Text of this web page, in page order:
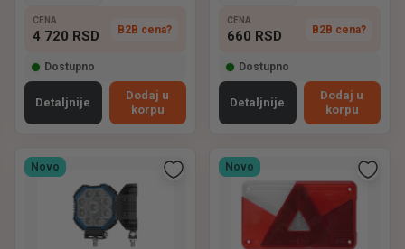
CENA
4 720 RSD B2B cena?
Dostupno
Detaljnije
Dodaj u
korpu
CENA
660 RSD B2B cena?
Dostupno
Detaljnije
Dodaj u
korpu
Novo Novo